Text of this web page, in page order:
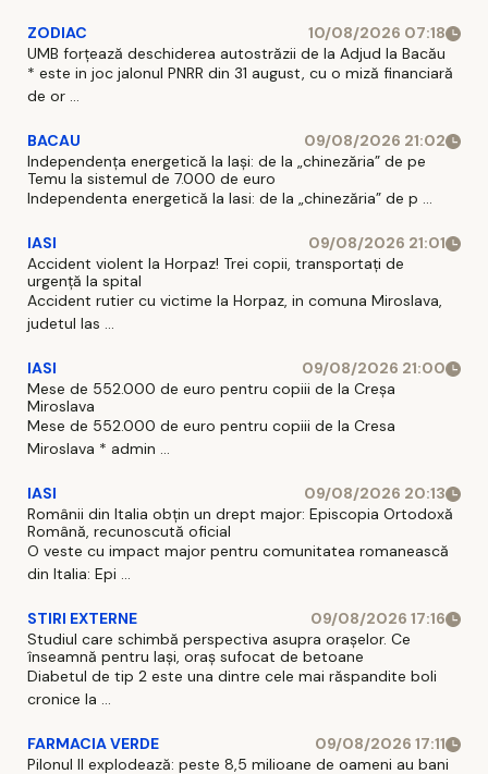
infrastructură
de agrement
co
ZODIAC
10/08/2026 07:18
UMB forțează deschiderea autostrăzii de la Adjud la Bacău
* este in joc jalonul PNRR din 31 august, cu o miză financiară
de or ...
BACAU
09/08/2026 21:02
Independența energetică la Iași: de la „chinezăria” de pe
Temu la sistemul de 7.000 de euro
Independenta energetică la Iasi: de la „chinezăria” de p ...
IASI
09/08/2026 21:01
Accident violent la Horpaz! Trei copii, transportați de
urgență la spital
Accident rutier cu victime la Horpaz, in comuna Miroslava,
judetul Ias ...
IASI
09/08/2026 21:00
Mese de 552.000 de euro pentru copiii de la Creșa
Miroslava
Mese de 552.000 de euro pentru copiii de la Cresa
Miroslava * admin ...
IASI
09/08/2026 20:13
Românii din Italia obțin un drept major: Episcopia Ortodoxă
Română, recunoscută oficial
O veste cu impact major pentru comunitatea romanească
din Italia: Epi ...
STIRI EXTERNE
09/08/2026 17:16
Studiul care schimbă perspectiva asupra orașelor. Ce
înseamnă pentru Iași, oraș sufocat de betoane
Diabetul de tip 2 este una dintre cele mai răspandite boli
cronice la ...
FARMACIA VERDE
09/08/2026 17:11
Pilonul II explodează: peste 8,5 milioane de oameni au bani